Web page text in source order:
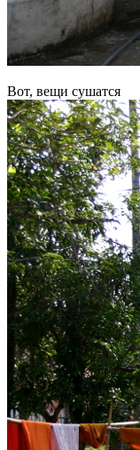
Вот, вещи сушатся